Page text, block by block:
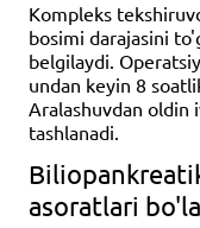
Kompleks
bosimi darajasini
belgilaydi.
undan keyin 8
Aralashuvdan oldin
tashlanadi.
asoratlari